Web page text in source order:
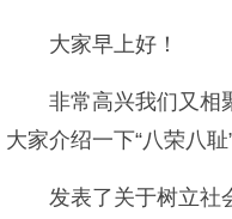
大家早上好！
非常高兴我们又相
大家介绍一下“八荣八耻”
发表了关于树立社